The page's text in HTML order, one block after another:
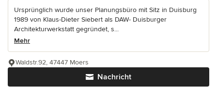
Ursprünglich wurde unser Planungsbüro mit Sitz in Duisburg
1989 von Klaus-Dieter Siebert als DAW- Duisburger
Architekturwerkstatt gegründet, s...
Mehr
Nachricht
Waldstr.92, 47447 Moers